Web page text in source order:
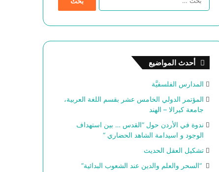
ح
أحدث المواضيع
المدارس الفلسفيَّة
المؤتمر الدولي الخامس عشر بقسم اللغة العربية،
جامعة كيرالا – الهند
ندوة في الأردن حول “القدس … بين استهداف
الوجود و اسيدامة الشاهد الحضاري “
تشكيل العقل الحديث
“السحر والعلم والدين عند الشعوب البدائية”